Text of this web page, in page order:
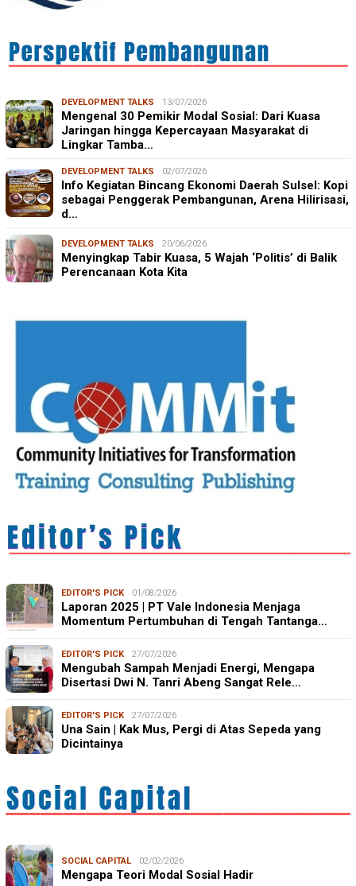
DEVELOPMENT TALKS 13/07/2026
Mengenal 30 Pemikir Modal Sosial: Dari Kuasa
Jaringan hingga Kepercayaan Masyarakat di
Lingkar Tamba…
DEVELOPMENT TALKS 02/07/2026
Info Kegiatan Bincang Ekonomi Daerah Sulsel: Kopi
sebagai Penggerak Pembangunan, Arena Hilirisasi,
d…
DEVELOPMENT TALKS 20/06/2026
Menyingkap Tabir Kuasa, 5 Wajah ‘Politis’ di Balik
Perencanaan Kota Kita
EDITOR'S PICK 01/08/2026
Laporan 2025 | PT Vale Indonesia Menjaga
Momentum Pertumbuhan di Tengah Tantanga…
EDITOR'S PICK 27/07/2026
Mengubah Sampah Menjadi Energi, Mengapa
Disertasi Dwi N. Tanri Abeng Sangat Rele…
EDITOR'S PICK 27/07/2026
Una Sain | Kak Mus, Pergi di Atas Sepeda yang
Dicintainya
SOCIAL CAPITAL 02/02/2026
Mengapa Teori Modal Sosial Hadir